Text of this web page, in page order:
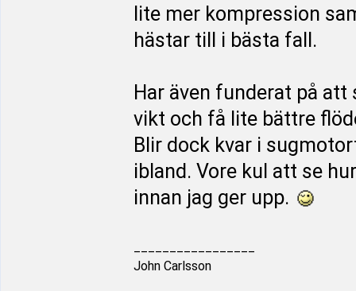
lite mer kompression
hästar till i bästa fall.
Har även funderat på
vikt och få lite bättre
Blir dock kvar i
ibland. Vore kul att se
innan jag ger upp.
John Carlsson